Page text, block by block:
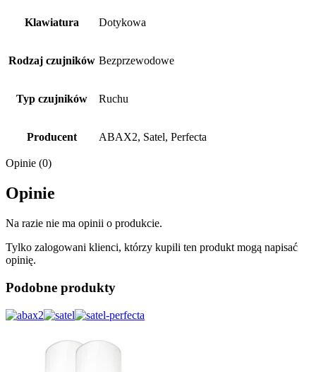
Klawiatura Dotykowa
Rodzaj czujników Bezprzewodowe
Typ czujników Ruchu
Producent ABAX2, Satel, Perfecta
Opinie (0)
Opinie
Na razie nie ma opinii o produkcie.
Tylko zalogowani klienci, którzy kupili ten produkt mogą napisać
opinię.
Podobne produkty